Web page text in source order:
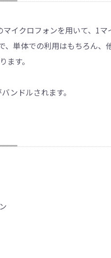
マイクロフォンを用いて、1
、単体での利用はもちろん
す。
ンドルされます。